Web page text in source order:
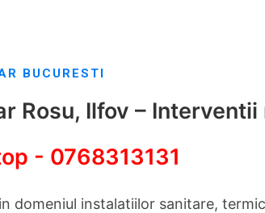
BUCURESTI
Rosu, Ilfov –
- 0768313131
domeniul instalatiilor sanitare,